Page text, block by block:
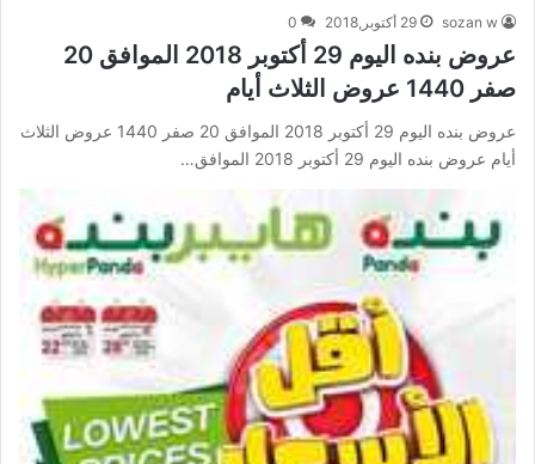
sozan w 29 أكتوبر,2018 0
عروض بنده اليوم 29 أكتوبر 2018 الموافق 20
صفر 1440 عروض الثلاث أيام
عروض بنده اليوم 29 أكتوبر 2018 الموافق 20 صفر 1440 عروض الثلاث
أيام عروض بنده اليوم 29 أكتوبر 2018 الموافق…